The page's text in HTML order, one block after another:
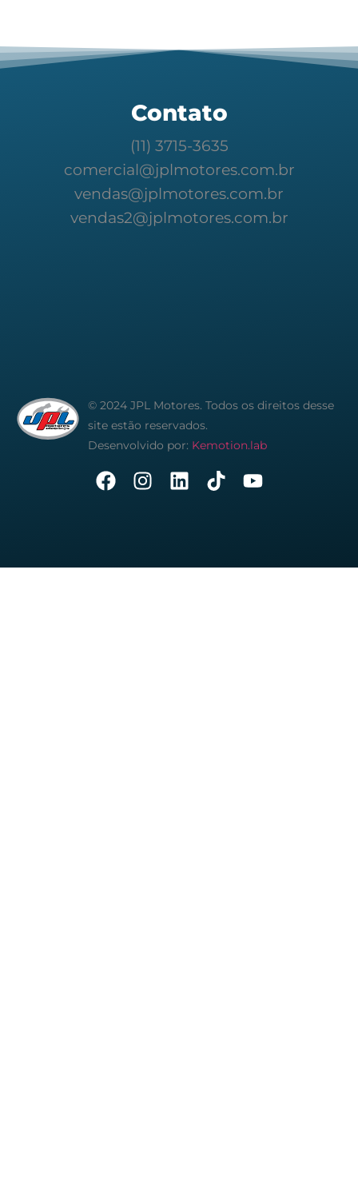
Contato
(11) 3715-3635
comercial@jplmotores.com.br
vendas@jplmotores.com.br
vendas2@jplmotores.com.br
© 2024 JPL Motores. Todos os direitos desse
site estão reservados.
Desenvolvido por: Kemotion.lab